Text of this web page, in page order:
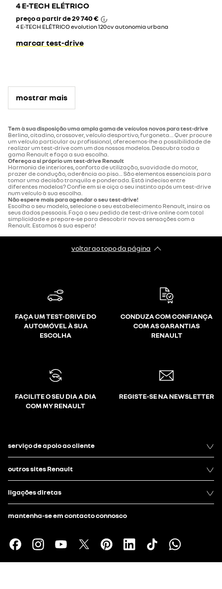
4 E-TECH ELÉTRICO
preço a partir de29 740 €
4 E-TECH ELÉTRICO evolution 120cv autonomia urbana
marcar test-drive
mostrar mais
Tem à sua disposição uma ampla gama de veículos novos para test-drive
Berlina, citadino, crossover, veículo desportivo, furgoneta… Quer procure
um veículo particular ou profissional, oferecemos-lhe a possibilidade de
realizar um test-drive com um dos nossos modelos. Descubra toda a
gama Renault e faça a sua escolha.
Ofereça a si próprio um test-drive Renault
Harmonia de interiores, conforto de utilização, suavidade do motor,
prazer de condução, aderência ao piso… São elementos essenciais para
tomar uma decisão tranquila e ponderada. Está indeciso entre
diferentes modelos? Confie em si e oiça o seu instinto após um test-drive
num veículo à sua escolha.
Não espere mais para agendar o seu test-drive!
Escolha o seu modelo, selecione o seu estabelecimento Renault, insira os
seus dados pessoais. Faça o seu pedido de test-drive online com total
simplicidade e prepare-se para descobrir novas sensações com a
Renault. Estamos à sua espera!
voltar ao topo da página
FAÇA UM TEST-DRIVE DO
AUTOMÓVEL À SUA
ESCOLHA
CONDUZA COM CONFIANÇA
COM AS GARANTIAS
RENAULT
FACILITE O SEU DIA A DIA
COM MY RENAULT
REGISTE-SE NA NEWSLETTER
serviço de apoio ao cliente
outros sites Renault
ligações diretas
mantenha-se em contacto connosco